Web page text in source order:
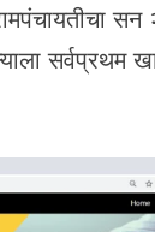
सर्वप्रथम